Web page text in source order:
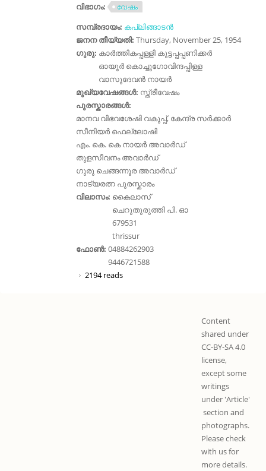
വിഭാഗം:
വേഷം
സമ്പ്രദായം: കപ്ലിങ്ങാടൻ
ജനന തീയ്യതി: Thursday, November 25, 1954
ഗുരു: കാര്‍ത്തികപ്പള്ളി കുട്ടപ്പപ്പണിക്കര്‍
ഓയൂര്‍ കൊച്ചുഗോവിന്ദപ്പിള്ള
വാസുദേവന്‍ നായര്‍
മുഖ്യവേഷങ്ങൾ: സ്ത്രീവേഷം
പുരസ്കാരങ്ങൾ:
മാനവ വിഭവശേഷി വകുപ്പ്, കേന്ദ്ര സര്‍ക്കാര്‍
സീനിയര്‍ ഫെല്ലോഷി
എം. കെ. കെ നായര്‍ അവാര്‍ഡ്
തുളസീവനം അവാര്‍ഡ്
ഗുരു ചെങ്ങന്നൂര അവാര്‍ഡ്
നാട്യരത്ന പുരസ്കാരം
വിലാസം: കൈലാസ്
ചെറുതുരുത്തി പി. ഓ
679531
thrissur
ഫോൺ: 04884262903
9446721588
2194 reads
Content
shared under
CC-BY-SA 4.0
license,
except some
writings
under 'Article'
section and
photographs.
Please check
with us for
more details.